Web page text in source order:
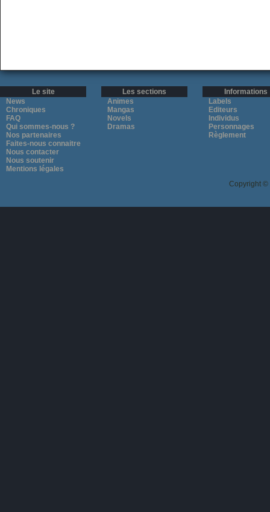
Le site
News
Chroniques
FAQ
Qui sommes-nous ?
Nos partenaires
Faites-nous connaitre
Nous contacter
Nous soutenir
Mentions légales
Les sections
Animes
Mangas
Novels
Dramas
Informations
Labels
Editeurs
Individus
Personnages
Règlement
Copyright ©